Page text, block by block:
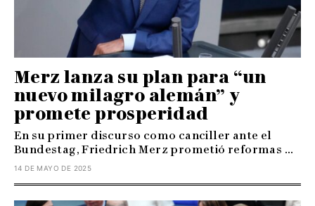
Merz lanza su plan para “un
nuevo milagro alemán” y
promete prosperidad
En su primer discurso como canciller ante el
Bundestag, Friedrich Merz prometió reformas ...
14 DE MAYO DE 2025